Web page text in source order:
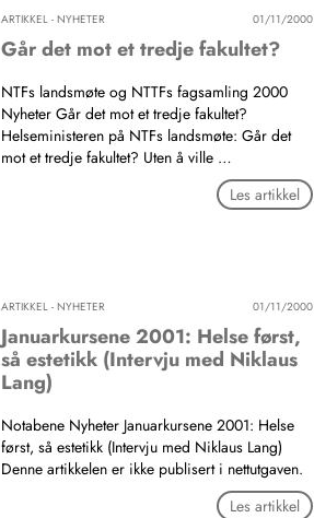
ARTIKKEL - NYHETER 01/11/2000
Går det mot et tredje fakultet?
NTFs landsmøte og NTTFs fagsamling 2000
Nyheter Går det mot et tredje fakultet?
Helseministeren på NTFs landsmøte: Går det
mot et tredje fakultet? Uten å ville …
Les artikkel
ARTIKKEL - NYHETER 01/11/2000
Januarkursene 2001: Helse først,
så estetikk (Intervju med Niklaus
Lang)
Notabene Nyheter Januarkursene 2001: Helse
først, så estetikk (Intervju med Niklaus Lang)
Denne artikkelen er ikke publisert i nettutgaven.
Les artikkel